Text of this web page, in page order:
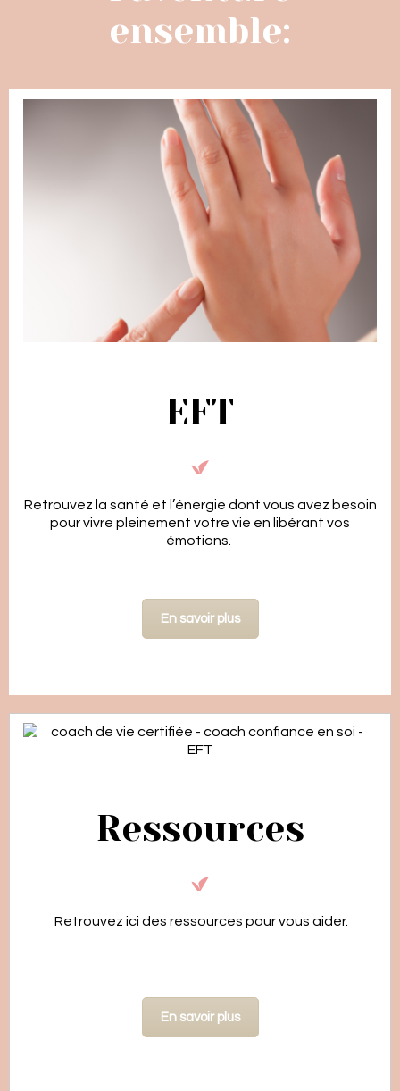
ensemble:
EFT
Retrouvez la santé et l’énergie dont vous avez besoin
pour vivre pleinement votre vie en libérant vos
émotions.
En savoir plus
Ressources
Retrouvez ici des ressources pour vous aider.
En savoir plus